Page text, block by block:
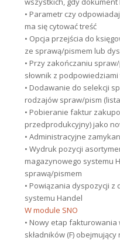
• Parametr czy
ma się cytować treść
• Opcja przejścia do
ze sprawą/pismem lub
• Przy zakończaniu
słownik z podpowiedziami
• Dodawanie do selekcji
rodzajów spraw/pism
• Pobieranie faktur
przedprodukcyjny) jako
• Administracyjne
• Wydruk pozycji
magazynowego systemu
sprawą/pismem
• Powiązania dyspozycji
systemu Handel
W module SNO
• Nowy etap
składników (F)